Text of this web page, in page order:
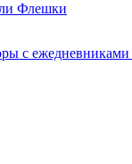
Флешки
с ежедневниками